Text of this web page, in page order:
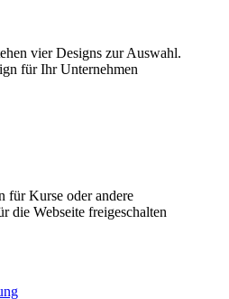
vier Designs zur Auswahl.
für Ihr Unternehmen
für Kurse oder andere
die Webseite freigeschalten